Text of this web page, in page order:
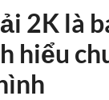
2K là
hiểu